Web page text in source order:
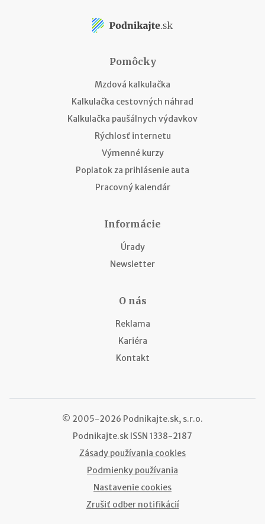
Pomôcky
Mzdová kalkulačka
Kalkulačka cestovných náhrad
Kalkulačka paušálnych výdavkov
Rýchlosť internetu
Výmenné kurzy
Poplatok za prihlásenie auta
Pracovný kalendár
Informácie
Úrady
Newsletter
O nás
Reklama
Kariéra
Kontakt
© 2005-2026 Podnikajte.sk, s.r.o.
Podnikajte.sk ISSN 1338-2187
Zásady používania cookies
Podmienky používania
Nastavenie cookies
Zrušiť odber notifikácií